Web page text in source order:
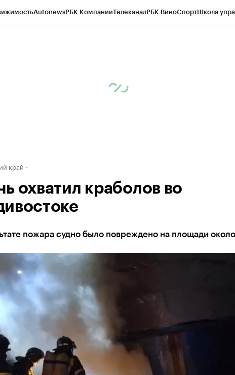
AutonewsРБК КомпанииТелеканалРБК ВиноСпортШкола
край
охватил краболов во
пожара судно было повреждено на площади